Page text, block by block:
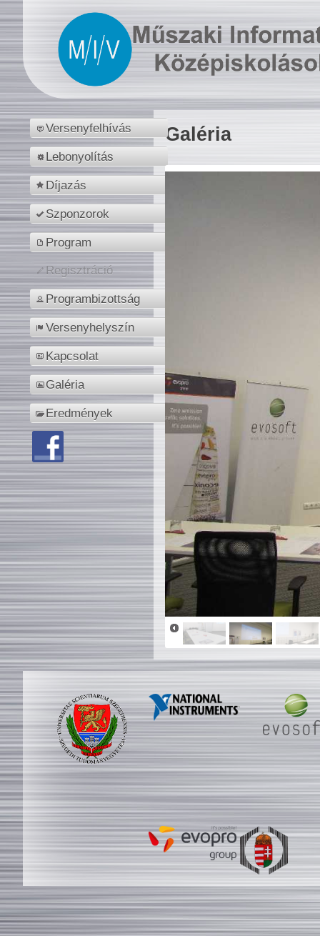
Versenyfelhívás
Lebonyolítás
Díjazás
Szponzorok
Program
Regisztráció
Programbizottság
Versenyhelyszín
Kapcsolat
Galéria
Eredmények
Galéria